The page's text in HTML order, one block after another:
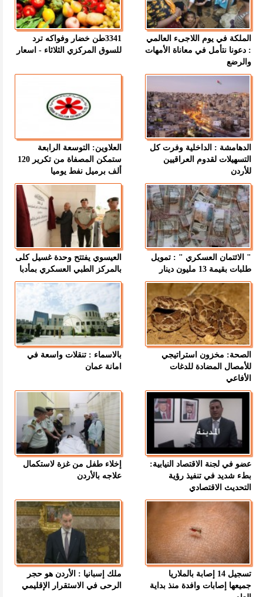
الملكة في يوم اللاجىء العالمي
: دعونا نتأمل في معاناة الأمهات
والرضع
3341طن خضار وفواكه ترد
للسوق المركزي الثلاثاء - اسعار
الدهامشة : الداخلية وفرت كل
التسهيلات لقدوم العراقيين
للأردن
العلاوين: التوسعة الرابعة
ستمكن المصفاة من تكرير 120
ألف برميل نفط يوميا
" الائتمان العسكري " : تمويل
طلبات بقيمة 13 مليون دينار
العيسوي يفتتح وحدة غسيل كلى
بالمركز الطبي العسكري بمأدبا
الصحة: مخزون استراتيجي
للأمصال المضادة للدغات
الأفاعي
بالاسماء : تنقلات واسعة في
امانة عمان
عضو في لجنة الاقتصاد النيابية:
بطء شديد في تنفيذ رؤية
التحديث الاقتصادي
إخلاء طفل من غزة لاستكمال
علاجه بالأردن
تسجيل 14 إصابة بالملاريا
جميعها إصابات وافدة منذ بداية
ملك إسبانيا : الأردن هو حجر
الرحى في الاستقرار الإقليمي